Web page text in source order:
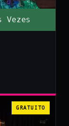
Vezes
GRATUITO